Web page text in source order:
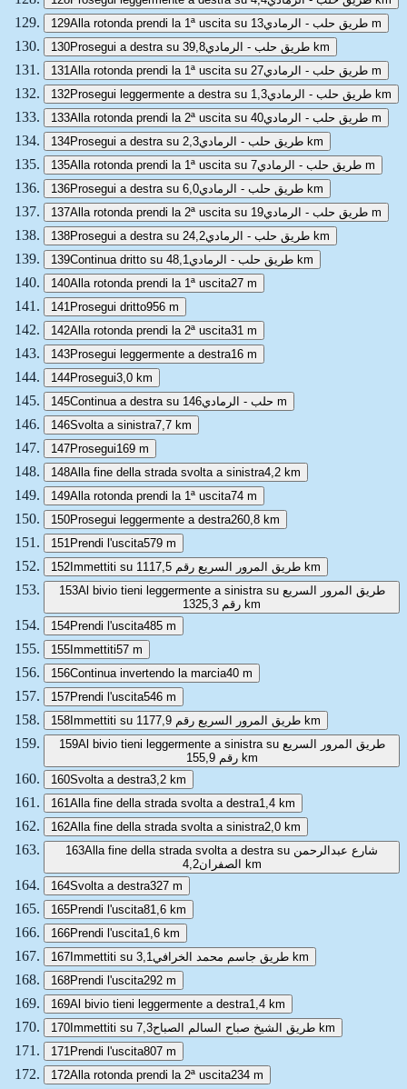
129
Alla rotonda prendi la 1ª uscita su طريق حلب - الرمادي 13 m
130
Prosegui a destra su طريق حلب - الرمادي 39,8 km
131
Alla rotonda prendi la 1ª uscita su طريق حلب - الرمادي 27 m
132
Prosegui leggermente a destra su طريق حلب - الرمادي 1,3 km
133
Alla rotonda prendi la 2ª uscita su طريق حلب - الرمادي 40 m
134
Prosegui a destra su طريق حلب - الرمادي 2,3 km
135
Alla rotonda prendi la 1ª uscita su طريق حلب - الرمادي 7 m
136
Prosegui a destra su طريق حلب - الرمادي 6,0 km
137
Alla rotonda prendi la 2ª uscita su طريق حلب - الرمادي 19 m
138
Prosegui a destra su طريق حلب - الرمادي 24,2 km
139
Continua dritto su طريق حلب - الرمادي 48,1 km
140Alla rotonda prendi la 1ª uscita27 m
141 Prosegui dritto956 m
142Alla rotonda prendi la 2ª uscita31 m
143Prosegui leggermente a destra16 m
144Prosegui3,0 km
145
Continua a destra su حلب - الرمادي 146 m
146Svolta a sinistra7,7 km
147Prosegui169 m
148Alla fine della strada svolta a sinistra4,2 km
149Alla rotonda prendi la 1ª uscita74 m
150Prosegui leggermente a destra260,8 km
151 Prendi l'uscita579 m
152
Immettiti su طريق المرور السريع رقم 1 117,5 km
153Al bivio tieni leggermente a sinistra su طريق المرور السريع
رقم 1 325,3 km
154Prendi l'uscita485 m
155Immettiti57 m
156Continua invertendo la marcia40 m
157Prendi l'uscita546 m
158
Immettiti su طريق المرور السريع رقم 1 177,9 km
159Al bivio tieni leggermente a sinistra su طريق المرور السريع
رقم 155,9 km
160Svolta a destra3,2 km
161Alla fine della strada svolta a destra1,4 km
162Alla fine della strada svolta a sinistra2,0 km
163Alla fine della strada svolta a destra su شارع عبدالرحمن
الصفران 4,2 km
164Svolta a destra327 m
165Prendi l'uscita81,6 km
166Prendi l'uscita1,6 km
167
Immettiti su طريق جاسم محمد الخرافي 3,1 km
168Prendi l'uscita292 m
169Al bivio tieni leggermente a destra1,4 km
170
Immettiti su طريق الشيخ صباح السالم الصباح 7,3 km
171 Prendi l'uscita807 m
172Alla rotonda prendi la 2ª uscita234 m